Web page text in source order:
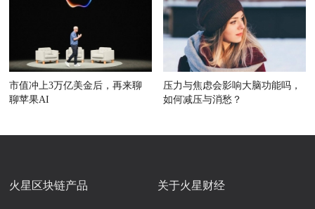
市值冲上3万亿美金后，再来聊
聊苹果AI
压力与焦虑会影响大脑功能吗，
如何减压与消愁？
火星区块链产品 关于火星财经